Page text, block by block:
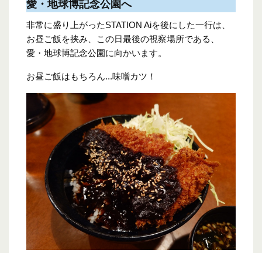
愛・地球博記念公園へ
非常に盛り上がったSTATION Aiを後にした一行は、
お昼ご飯を挟み、この日最後の視察場所である、
愛・地球博記念公園に向かいます。
お昼ご飯はもちろん...味噌カツ！